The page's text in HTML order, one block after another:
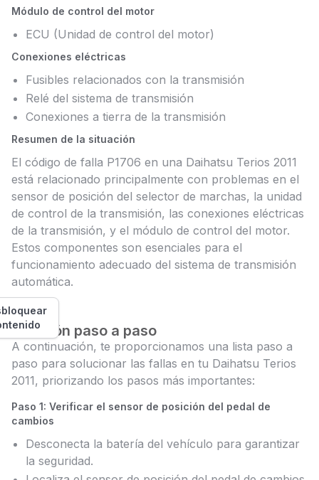
Módulo de control del motor
ECU (Unidad de control del motor)
Conexiones eléctricas
Fusibles relacionados con la transmisión
Relé del sistema de transmisión
Conexiones a tierra de la transmisión
Resumen de la situación
El código de falla P1706 en una Daihatsu Terios 2011
está relacionado principalmente con problemas en el
sensor de posición del selector de marchas, la unidad
de control de la transmisión, las conexiones eléctricas
de la transmisión, y el módulo de control del motor.
Estos componentes son esenciales para el
funcionamiento adecuado del sistema de transmisión
automática.
Solución paso a paso
A continuación, te proporcionamos una lista paso a
paso para solucionar las fallas en tu Daihatsu Terios
2011, priorizando los pasos más importantes:
Paso 1: Verificar el sensor de posición del pedal de
cambios
Desconecta la batería del vehículo para garantizar
la seguridad.